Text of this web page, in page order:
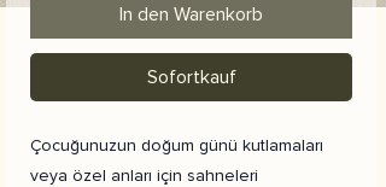
In den Warenkorb
Sofortkauf
Çocuğunuzun doğum günü kutlamaları
veya özel anları için sahneleri